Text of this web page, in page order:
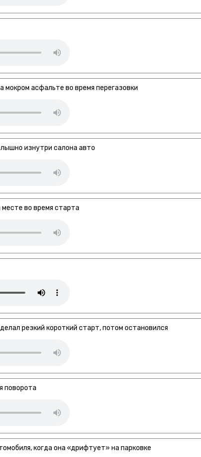
мокром асфальте во время перегазовки
изнутри салона авто
во время старта
резкий короткий старт, потом остановился
поворота
когда она «дрифтует» на парковке